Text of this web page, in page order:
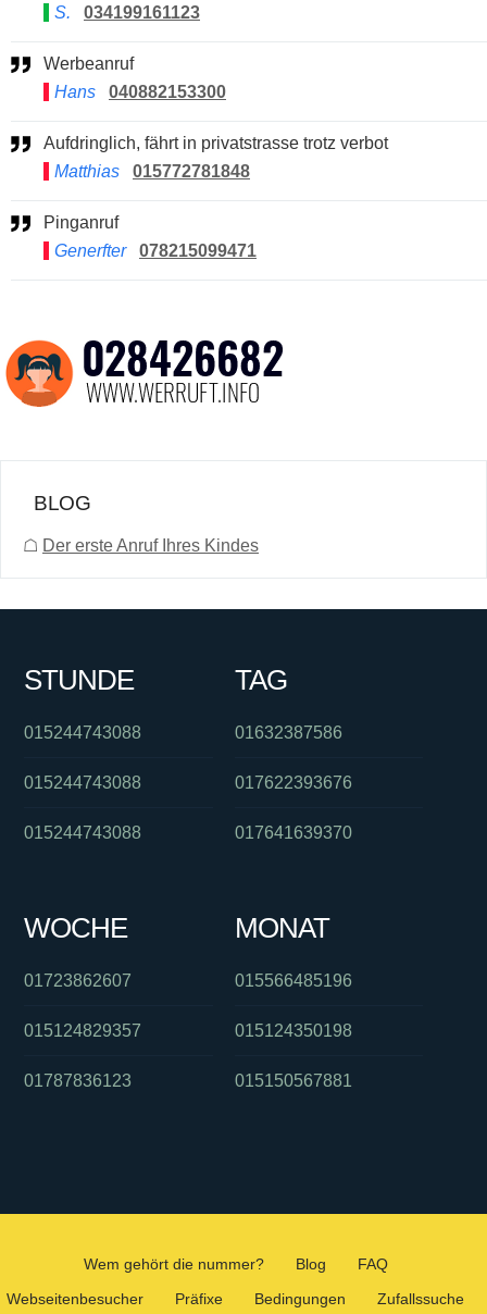
S.
034199161123
Werbeanruf
Hans
040882153300
Aufdringlich, fährt in privatstrasse trotz verbot
Matthias
015772781848
Pinganruf
Generfter
078215099471
BLOG
☖ Der erste Anruf Ihres Kindes
STUNDE
015244743088
015244743088
015244743088
TAG
01632387586
017622393676
017641639370
WOCHE
01723862607
015124829357
01787836123
MONAT
015566485196
015124350198
015150567881
Wem gehört die nummer? Blog
FAQ
Webseitenbesucher
Präfixe Bedingungen Zufallssuche